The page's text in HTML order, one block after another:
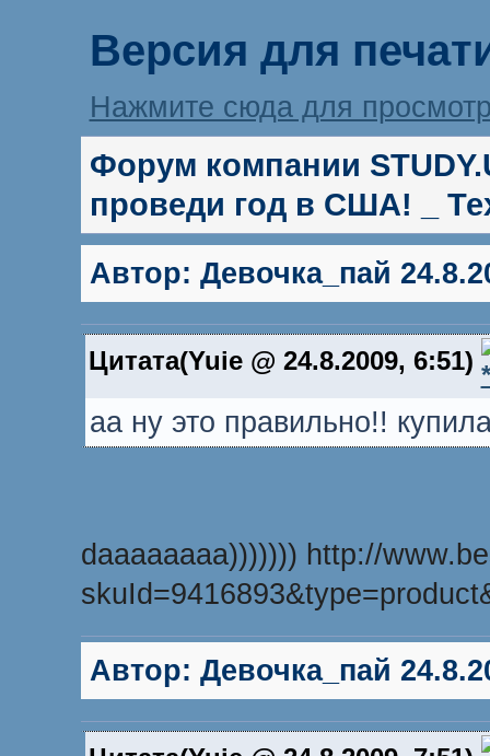
Версия для
Нажмите сюда для
Форум компании
проведи год в США! _
Автор: Девочка_пай
Цитата(Yuie @ 24.8.2009, 6:51)
аа ну это правильно!!
daaaaaaaa))))))) http://
Автор: Девочка_пай